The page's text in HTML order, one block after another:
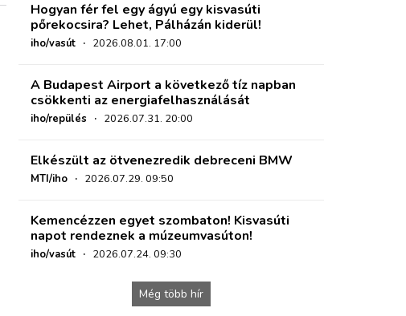
Hogyan fér fel egy ágyú egy kisvasúti
pőrekocsira? Lehet, Pálházán kiderül!
iho/vasút · 2026.08.01. 17:00
A Budapest Airport a következő tíz napban
csökkenti az energiafelhasználását
iho/repülés · 2026.07.31. 20:00
Elkészült az ötvenezredik debreceni BMW
MTI/iho · 2026.07.29. 09:50
Kemencézzen egyet szombaton! Kisvasúti
napot rendeznek a múzeumvasúton!
iho/vasút · 2026.07.24. 09:30
Még több hír